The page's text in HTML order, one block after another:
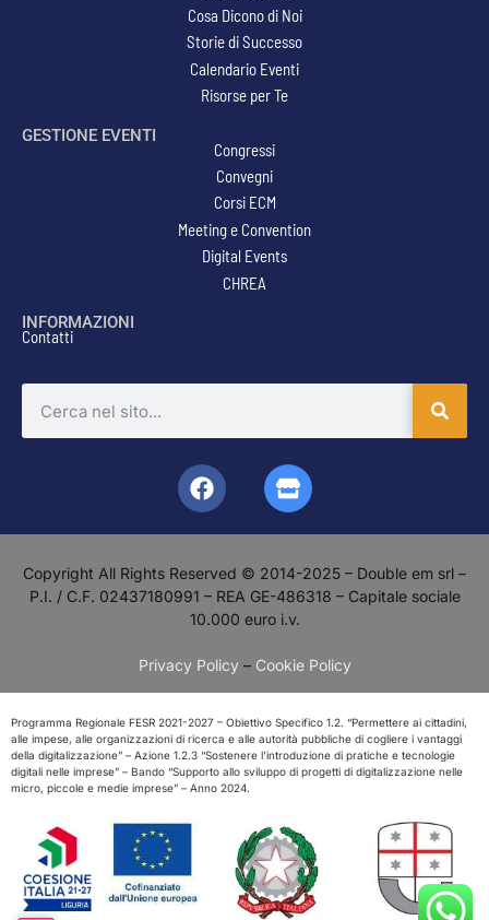
Cosa Dicono di Noi
Storie di Successo
Calendario Eventi
Risorse per Te
GESTIONE EVENTI
Congressi
Convegni
Corsi ECM
Meeting e Convention
Digital Events
CHREA
INFORMAZIONI
Contatti
Copyright All Rights Reserved © 2014-2025 – Double em srl –
P.I. / C.F. 02437180991 – REA GE-486318 – Capitale sociale
10.000 euro i.v.
Privacy Policy– Cookie Policy
Programma Regionale FESR 2021-2027 – Obiettivo Specifico 1.2. “Permettere ai cittadini,
alle impese, alle organizzazioni di ricerca e alle autorità pubbliche di cogliere i vantaggi
della digitalizzazione” – Azione 1.2.3 “Sostenere l’introduzione di pratiche e tecnologie
digitali nelle imprese” – Bando “Supporto allo sviluppo di progetti di digitalizzazione nelle
micro, piccole e medie imprese” – Anno 2024.